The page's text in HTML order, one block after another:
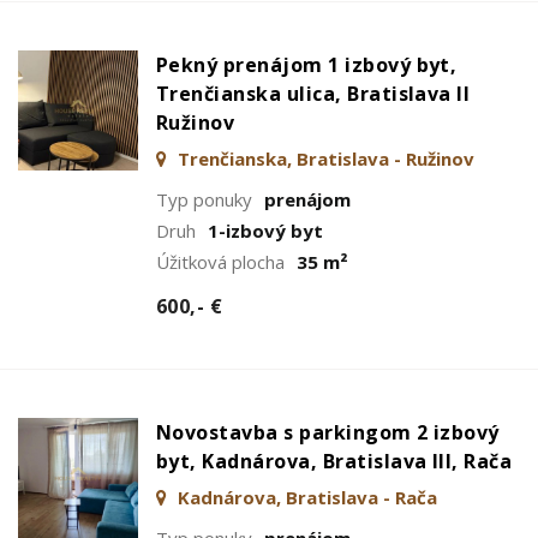
Pekný prenájom 1 izbový byt,
Trenčianska ulica, Bratislava II
Ružinov
Trenčianska, Bratislava - Ružinov
Typ ponuky prenájom
Druh 1-izbový byt
Úžitková plocha 35 m²
600,- €
Novostavba s parkingom 2 izbový
byt, Kadnárova, Bratislava III, Rača
Kadnárova, Bratislava - Rača